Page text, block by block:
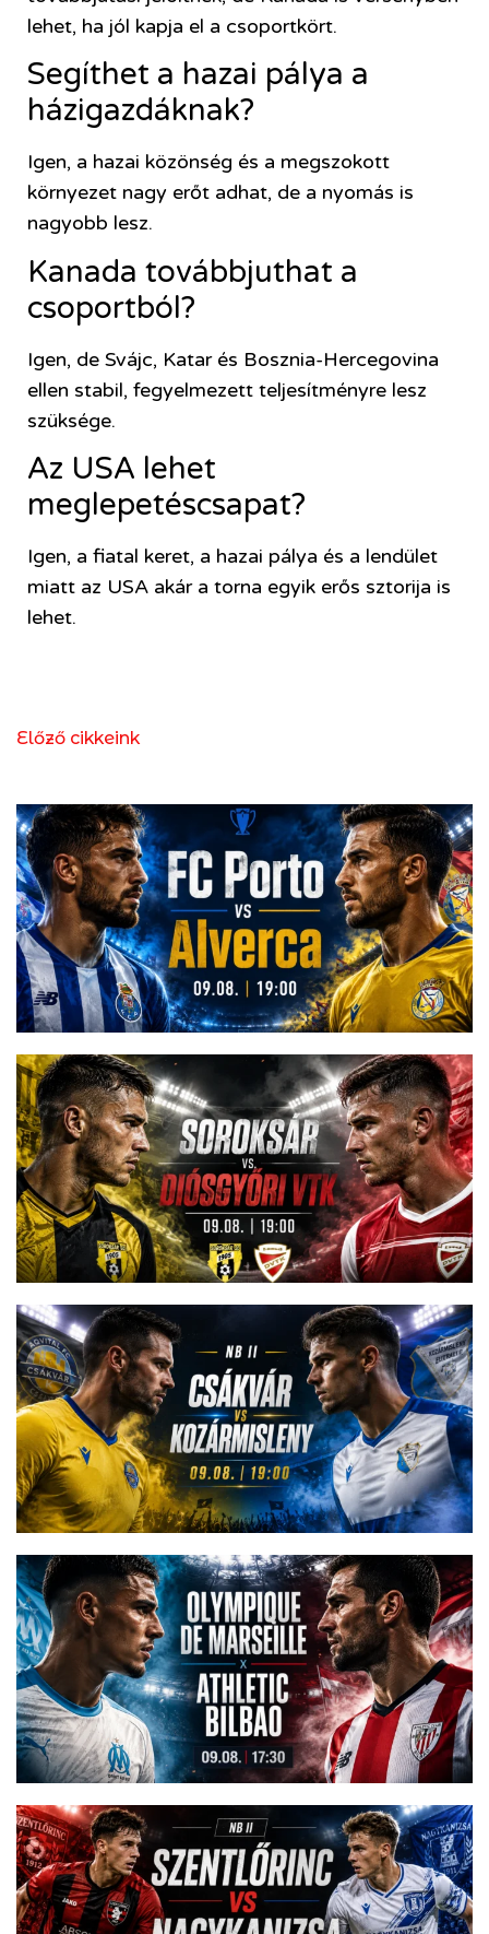
Előző cikkeink
lehet, ha jól kapja el a csoportkört.
Segíthet a hazai pálya a
házigazdáknak?
Igen, a hazai közönség és a megszokott
környezet nagy erőt adhat, de a nyomás is
nagyobb lesz.
Kanada továbbjuthat a
csoportból?
Igen, de Svájc, Katar és Bosznia-Hercegovina
ellen stabil, fegyelmezett teljesítményre lesz
szüksége.
Az USA lehet
meglepetéscsapat?
Igen, a fiatal keret, a hazai pálya és a lendület
miatt az USA akár a torna egyik erős sztorija is
lehet.